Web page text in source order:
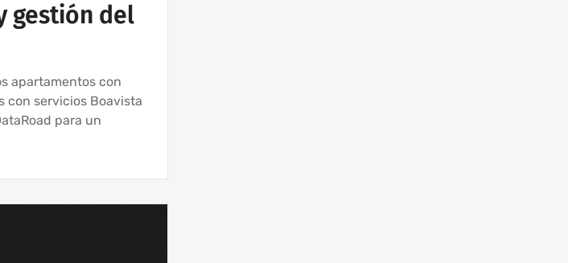
gestión del
apartamentos con
con servicios Boavista
para un